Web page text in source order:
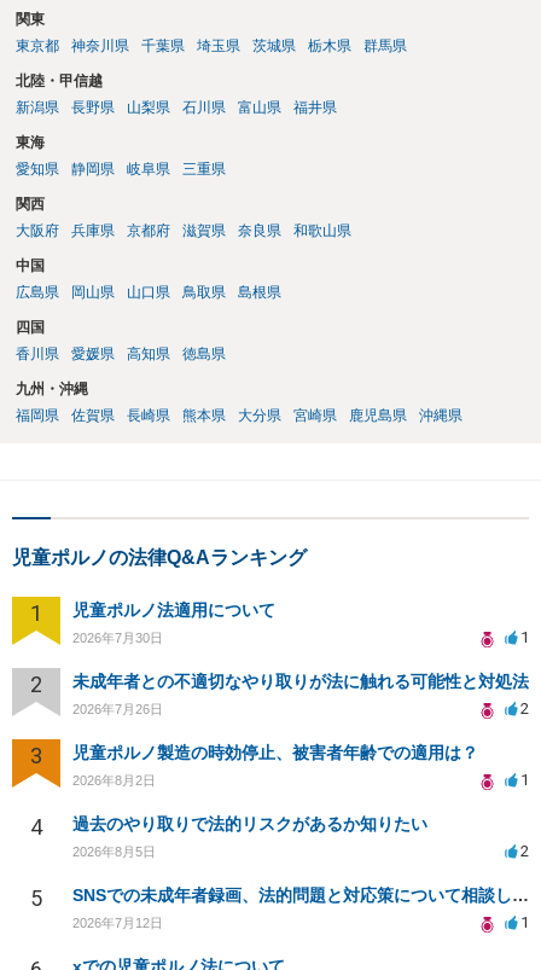
関東
東京都
神奈川県 千葉県 埼玉県 茨城県 栃木県 群馬県
北陸・甲信越
新潟県
長野県 山梨県 石川県 富山県 福井県
東海
愛知県
静岡県 岐阜県 三重県
関西
大阪府
兵庫県 京都府 滋賀県 奈良県 和歌山県
中国
広島県
岡山県 山口県 鳥取県 島根県
四国
香川県
愛媛県 高知県 徳島県
九州・沖縄
福岡県
佐賀県 長崎県 熊本県 大分県 宮崎県 鹿児島県 沖縄県
児童ポルノの法律Q&Aランキング
1 児童ポルノ法適用について
2026年7月30日 1
2 未成年者との不適切なやり取りが法に触れる可能性と対処法
2026年7月26日 2
3 児童ポルノ製造の時効停止、被害者年齢での適用は？
2026年8月2日 1
4 過去のやり取りで法的リスクがあるか知りたい
2026年8月5日 2
5 SNSでの未成年者録画、法的問題と対応策について相談したい
2026年7月12日 1